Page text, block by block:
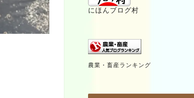
にほんブログ村
農業・畜産ランキング